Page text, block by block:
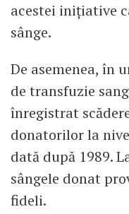
acestei inițiative
sânge.
De asemenea, în
de transfuzie
înregistrat
donatorilor la
dată după 1989.
sângele donat
fideli.